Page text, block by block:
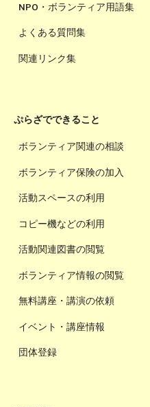
NPO・ボランティア用語集
よくある質問集
関連リンク集
ぷらざでできること
ボランティア関連の相談
ボランティア保険の加入
活動スペースの利用
コピー機などの利用
活動関連図書の閲覧
ボランティア情報の閲覧
無料講座・講演の依頼
イベント・講座情報
団体登録